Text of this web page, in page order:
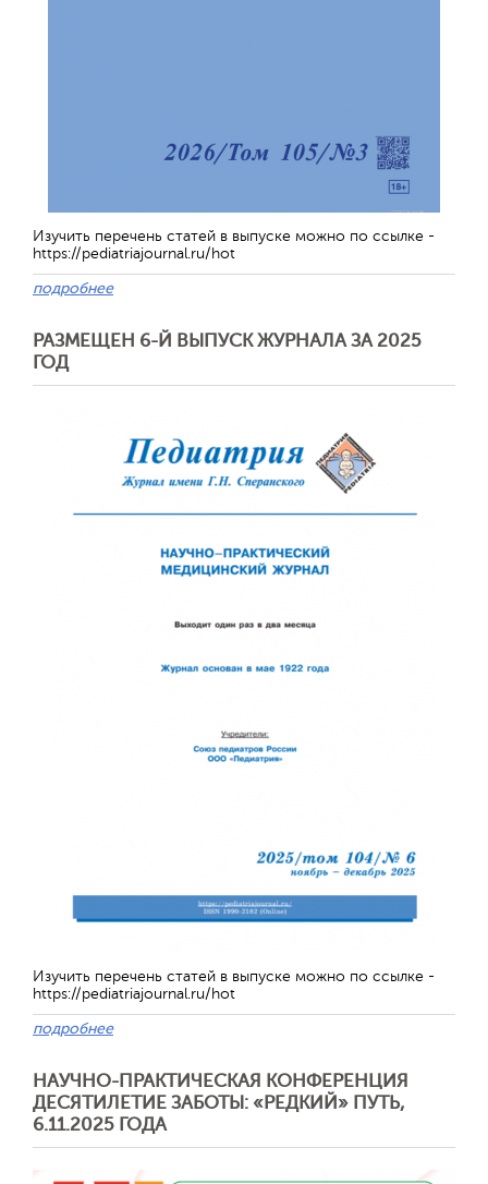
Изучить перечень статей в выпуске можно по ссылке -
https://pediatriajournal.ru/hot
подробнее
РАЗМЕЩЕН 6-Й ВЫПУСК ЖУРНАЛА ЗА 2025
ГОД
Изучить перечень статей в выпуске можно по ссылке -
https://pediatriajournal.ru/hot
подробнее
НАУЧНО-ПРАКТИЧЕСКАЯ КОНФЕРЕНЦИЯ
ДЕСЯТИЛЕТИЕ ЗАБОТЫ: «РЕДКИЙ» ПУТЬ,
6.11.2025 ГОДА
Обратная